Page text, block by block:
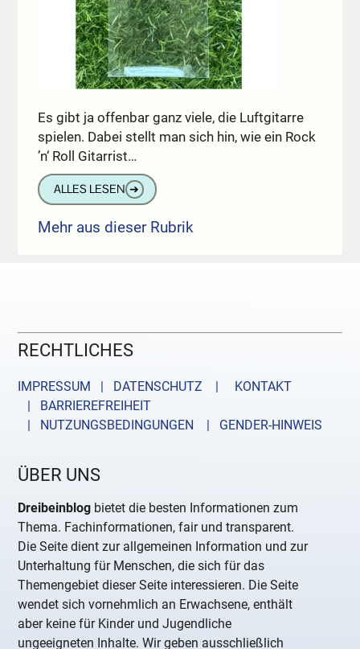
Es gibt ja offenbar ganz viele, die Luftgitarre
spielen. Dabei stellt man sich hin, wie ein Rock
’n‘ Roll Gitarrist…
ALLES LESEN ➔
Mehr aus dieser Rubrik
RECHTLICHES
IMPRESSUM | DATENSCHUTZ |
KONTAKT
| BARRIEREFREIHEIT
| NUTZUNGSBEDINGUNGEN
| GENDER-HINWEIS
ÜBER UNS
Dreibeinblog bietet die besten Informationen zum
Thema. Fachinformationen, fair und transparent.
Die Seite dient zur allgemeinen Information und zur
Unterhaltung für Menschen, die sich für das
Themengebiet dieser Seite interessieren. Die Seite
wendet sich vornehmlich an Erwachsene, enthält
aber keine für Kinder und Jugendliche
ungeeigneten Inhalte. Wir geben ausschließlich